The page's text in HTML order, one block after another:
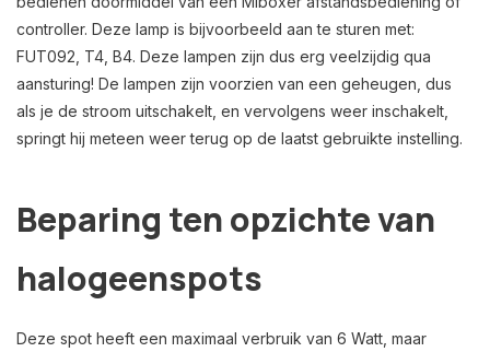
controller. Deze lamp is bijvoorbeeld aan te sturen met:
FUT092, T4, B4. Deze lampen zijn dus erg veelzijdig qua
aansturing! De lampen zijn voorzien van een geheugen, dus
als je de stroom uitschakelt, en vervolgens weer inschakelt,
springt hij meteen weer terug op de laatst gebruikte instelling.
Beparing ten opzichte van
halogeenspots
Deze spot heeft een maximaal verbruik van 6 Watt, maar